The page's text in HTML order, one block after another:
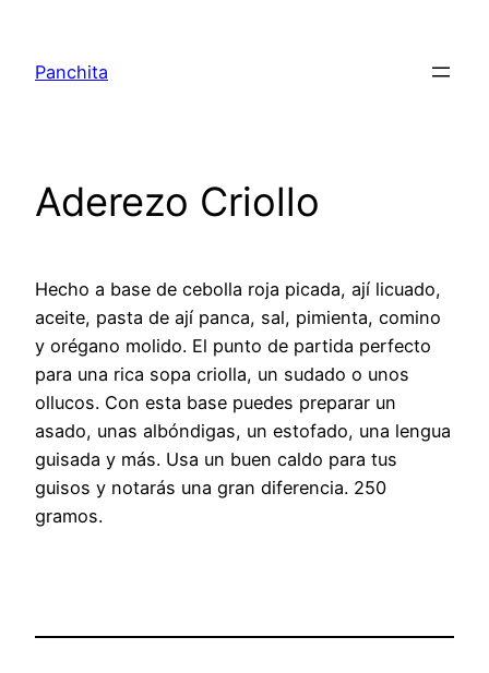
contenido
Panchita
Aderezo Criollo
Hecho a base de cebolla roja picada, ají licuado,
aceite, pasta de ají panca, sal, pimienta, comino
y orégano molido. El punto de partida perfecto
para una rica sopa criolla, un sudado o unos
ollucos. Con esta base puedes preparar un
asado, unas albóndigas, un estofado, una lengua
guisada y más. Usa un buen caldo para tus
guisos y notarás una gran diferencia. 250
gramos.